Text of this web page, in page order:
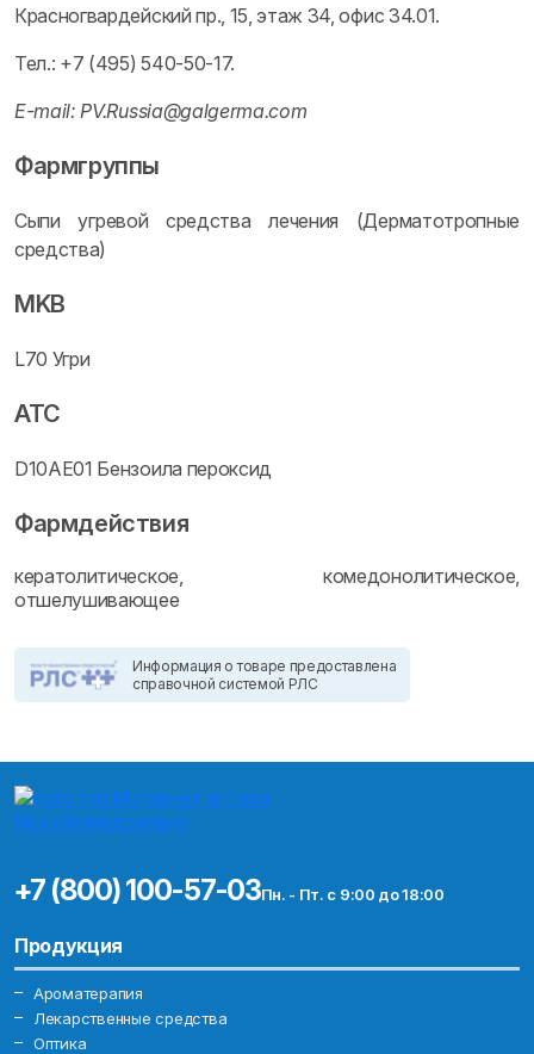
Красногвардейский пр., 15, этаж 34, офис 34.01.
Тел.: +7 (495) 540-50-17.
E-mail: PV.Russia@galgerma.com
Фармгруппы
Сыпи угревой средства лечения (Дерматотропные
средства)
MKB
L70 Угри
ATC
D10AE01 Бензоила пероксид
Фармдействия
кератолитическое, комедонолитическое,
отшелушивающее
Информация о товаре предоставлена
справочной системой РЛС
+7 (800) 100-57-03Пн. - Пт. с 9:00 до 18:00
Продукция
Ароматерапия
Лекарственные средства
Оптика